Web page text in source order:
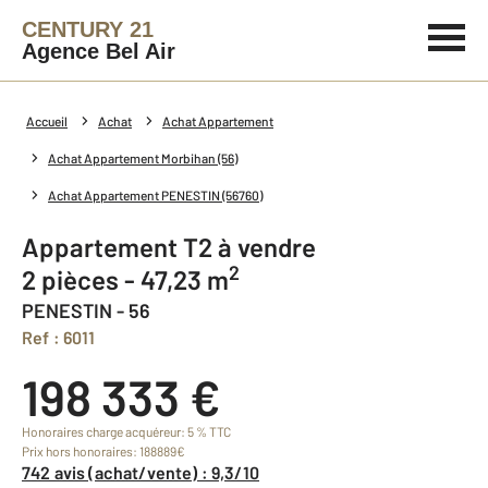
CENTURY 21
Agence Bel Air
Accueil Achat Achat Appartement
Achat Appartement Morbihan (56)
Achat Appartement PENESTIN (56760)
Appartement T2 à vendre
2 pièces - 47,23 m2
PENESTIN - 56
Ref : 6011
198 333 €
Honoraires charge acquéreur: 5 % TTC
Prix hors honoraires: 188889€
742 avis (achat/vente) : 9,3/10